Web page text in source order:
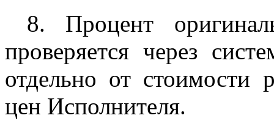
8. Процент
проверяется через
отдельно от стоимости
цен Исполнителя.